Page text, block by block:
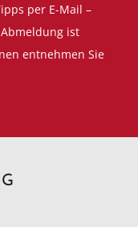
per E-Mail –
ist
entnehmen Sie